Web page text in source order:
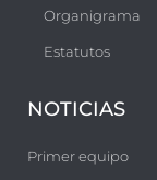
Organigrama
Estatutos
NOTICIAS
Primer equipo